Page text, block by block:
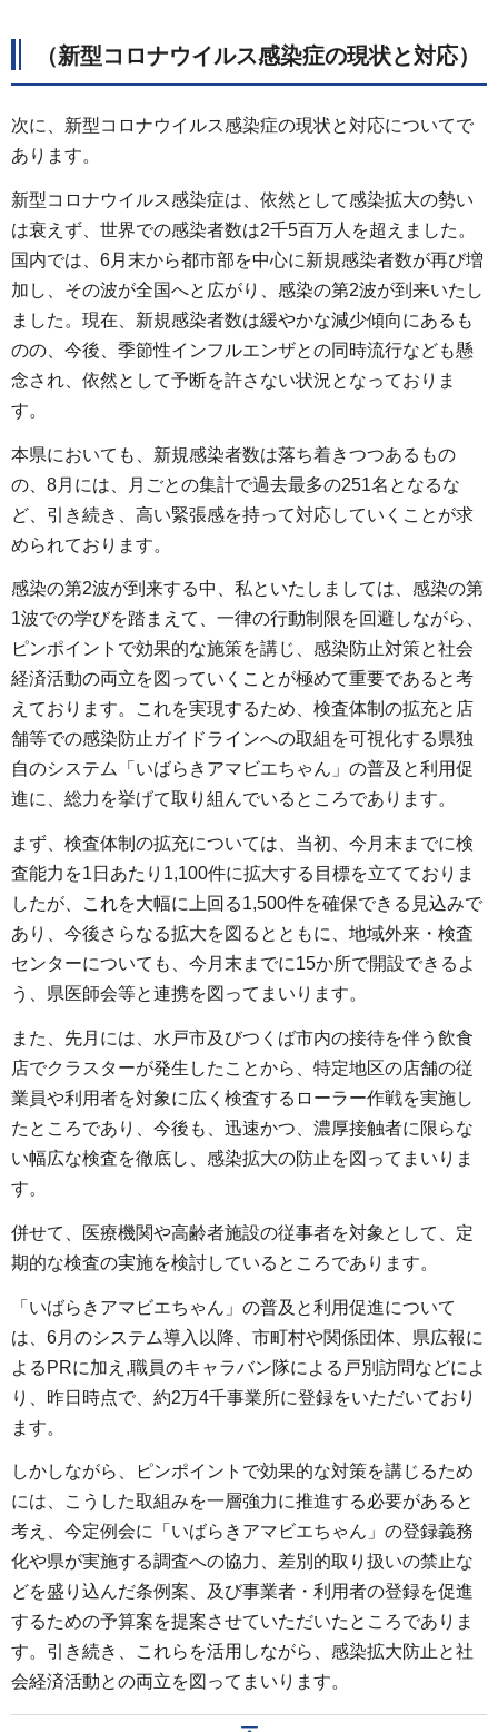
（新型コロナウイルス感染症の現状と対応）
次に、新型コロナウイルス感染症の現状と対応についてで
あります。
新型コロナウイルス感染症は、依然として感染拡大の勢い
は衰えず、世界での感染者数は2千5百万人を超えました。
国内では、6月末から都市部を中心に新規感染者数が再び増
加し、その波が全国へと広がり、感染の第2波が到来いたし
ました。現在、新規感染者数は緩やかな減少傾向にあるも
のの、今後、季節性インフルエンザとの同時流行なども懸
念され、依然として予断を許さない状況となっておりま
す。
本県においても、新規感染者数は落ち着きつつあるもの
の、8月には、月ごとの集計で過去最多の251名となるな
ど、引き続き、高い緊張感を持って対応していくことが求
められております。
感染の第2波が到来する中、私といたしましては、感染の第
1波での学びを踏まえて、一律の行動制限を回避しながら、
ピンポイントで効果的な施策を講じ、感染防止対策と社会
経済活動の両立を図っていくことが極めて重要であると考
えております。これを実現するため、検査体制の拡充と店
舗等での感染防止ガイドラインへの取組を可視化する県独
自のシステム「いばらきアマビエちゃん」の普及と利用促
進に、総力を挙げて取り組んでいるところであります。
まず、検査体制の拡充については、当初、今月末までに検
査能力を1日あたり1,100件に拡大する目標を立てておりま
したが、これを大幅に上回る1,500件を確保できる見込みで
あり、今後さらなる拡大を図るとともに、地域外来・検査
センターについても、今月末までに15か所で開設できるよ
う、県医師会等と連携を図ってまいります。
また、先月には、水戸市及びつくば市内の接待を伴う飲食
店でクラスターが発生したことから、特定地区の店舗の従
業員や利用者を対象に広く検査するローラー作戦を実施し
たところであり、今後も、迅速かつ、濃厚接触者に限らな
い幅広な検査を徹底し、感染拡大の防止を図ってまいりま
す。
併せて、医療機関や高齢者施設の従事者を対象として、定
期的な検査の実施を検討しているところであります。
「いばらきアマビエちゃん」の普及と利用促進について
は、6月のシステム導入以降、市町村や関係団体、県広報に
よるPRに加え,職員のキャラバン隊による戸別訪問などによ
り、昨日時点で、約2万4千事業所に登録をいただいており
ます。
しかしながら、ピンポイントで効果的な対策を講じるため
には、こうした取組みを一層強力に推進する必要があると
考え、今定例会に「いばらきアマビエちゃん」の登録義務
化や県が実施する調査への協力、差別的取り扱いの禁止な
どを盛り込んだ条例案、及び事業者・利用者の登録を促進
するための予算案を提案させていただいたところでありま
す。引き続き、これらを活用しながら、感染拡大防止と社
会経済活動との両立を図ってまいります。